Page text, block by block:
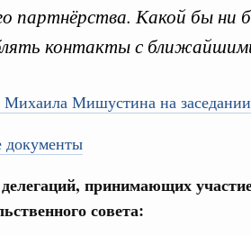
партнёрства. Какой бы ни
контакты с
Мишустина на заседании
документы
принимающих
совета:
Интеграция на пространстве СНГ
совета в узком
странами (кроме СНГ) на двусторонней
с Министром
Мохаммадом Атабаком
научно-популярного
науки и технологий